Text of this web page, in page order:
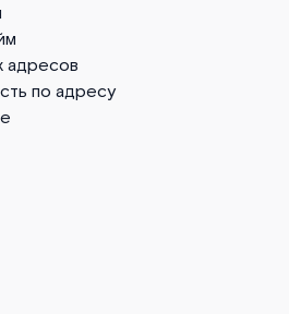
адресов
по адресу